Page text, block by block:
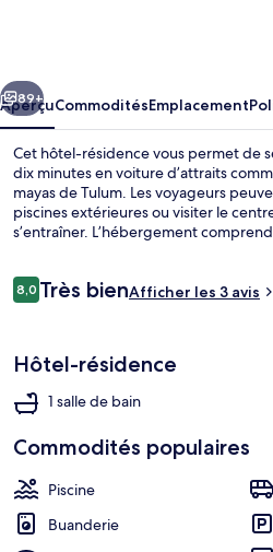
Suivant
89+
AperçuCommoditésEmplacement
Cet hôtel-résidence vous permet de
dix minutes en voiture d’attraits
mayas de Tulum. Les voyageurs
piscines extérieures ou visiter le
s’entraîner. L’hébergement
Avis
8,08,0 sur 10 –
Très bienAfficher les 3 avis
Hôtel-résidence
1 salle de bain
Commodités populaires
Piscine
Buanderie